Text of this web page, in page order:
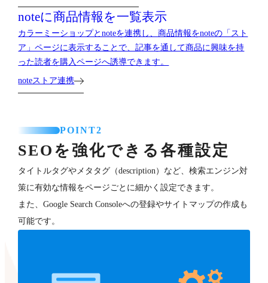
noteに商品情報を一覧表示
カラーミーショップとnoteを連携し、商品情報をnoteの「スト
ア」ページに表示することで、記事を通して商品に興味を持
った読者を購入ページへ誘導できます。
noteストア連携
POINT2
SEOを強化できる各種設定
タイトルタグやメタタグ（description）など、検索エンジン対
策に有効な情報をページごとに細かく設定できます。
また、Google Search Consoleへの登録やサイトマップの作成も
可能です。